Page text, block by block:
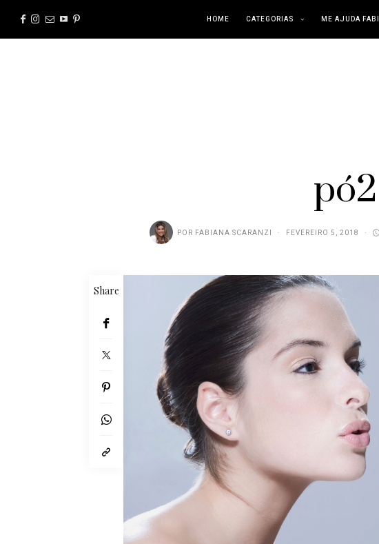
HOME CATEGORIAS ME AJUDA FABI
pó2
POR FABIANA SCARANZI FEVEREIRO 5, 2018
Share